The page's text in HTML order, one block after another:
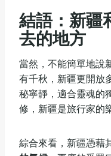
結語：新疆
去的地方
當然，不能簡單地說
有千秋，新疆更開放
秘寧靜，適合靈魂的
修，新疆是旅行家的
綜合來看，新疆憑藉